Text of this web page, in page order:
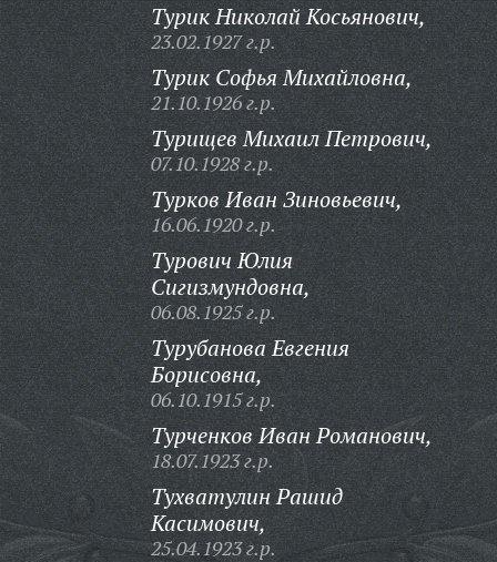
Турик Николай Косьянович,
23.02.1927 г.р.
Турик Софья Михайловна,
21.10.1926 г.р.
Турищев Михаил Петрович,
07.10.1928 г.р.
Турков Иван Зиновьевич,
16.06.1920 г.р.
Турович Юлия
Сигизмундовна,
06.08.1925 г.р.
Турубанова Евгения
Борисовна,
06.10.1915 г.р.
Турченков Иван Романович,
18.07.1923 г.р.
Тухватулин Рашид
Касимович,
25.04.1923 г.р.